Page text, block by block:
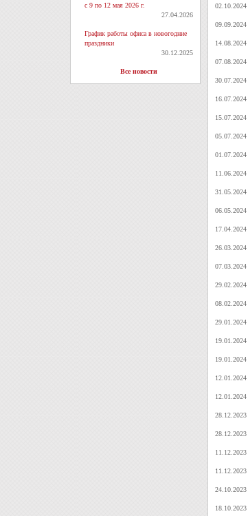
с 9 по 12 мая 2026 г.
27.04.2026
График работы офиса в новогодние
праздники
30.12.2025
Все новости
02.10.2024
09.09.2024
14.08.2024
07.08.2024
30.07.2024
16.07.2024
15.07.2024
05.07.2024
01.07.2024
11.06.2024
31.05.2024
06.05.2024
17.04.2024
26.03.2024
07.03.2024
29.02.2024
08.02.2024
29.01.2024
19.01.2024
19.01.2024
12.01.2024
12.01.2024
28.12.2023
28.12.2023
11.12.2023
11.12.2023
24.10.2023
18.10.2023